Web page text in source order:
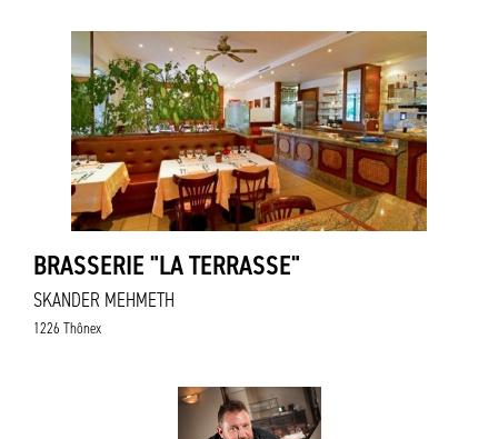
BRASSERIE "LA TERRASSE"
SKANDER MEHMETH
1226 Thônex